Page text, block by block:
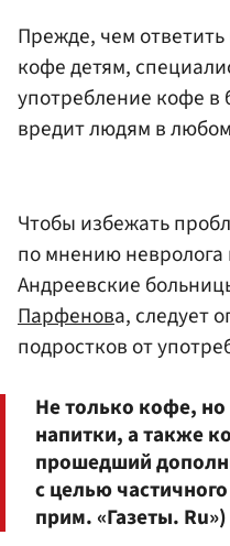
Прежде, чем
кофе детям,
употребление кофе в
вредит людям в
Чтобы избежать
по мнению
Андреевские
Парфенова, следует
подростков от
Не только кофе, но
напитки, а также
прошедший
с целью
прим. «Газеты.